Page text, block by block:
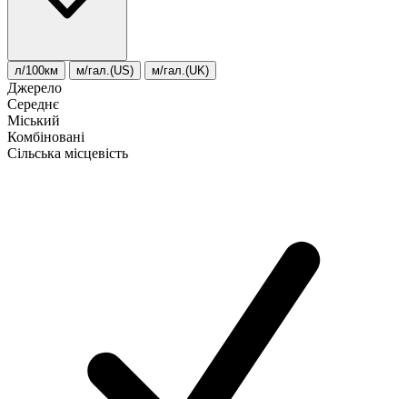
л/100км м/гал.(US) м/гал.(UK)
Джерело
Середнє
Міський
Комбіновані
Сільська місцевість